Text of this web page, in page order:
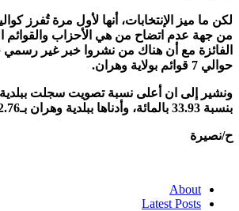
لكن ما ميز الإنتخابات، أنها لأول مرة تُفرز
من جهة عدم اتضاح من هي الأحزاب والقوائم
الفائزة مع أن هناك من نشروا خبر غير
حوالي 7 قوائم بولاية وهران.
ونشير إلى ان أعلى نسبة تصويت سجلت
بنسبة 33.93 بالمائة، وأدناها ببلدية وهران بـ12.76 بالمائة.
ح/نصيرة
About
Latest Posts